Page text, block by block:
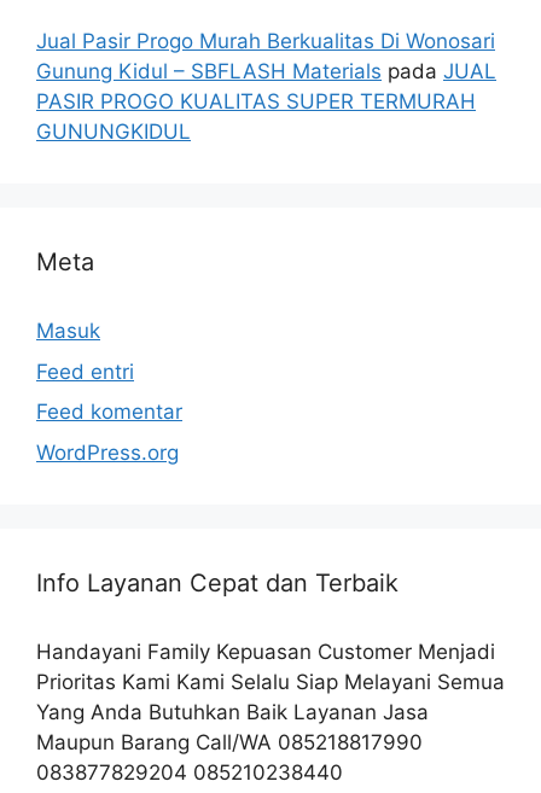
Jual Pasir Progo Murah Berkualitas Di Wonosari
Gunung Kidul – SBFLASH Materials pada JUAL
PASIR PROGO KUALITAS SUPER TERMURAH
GUNUNGKIDUL
Meta
Masuk
Feed entri
Feed komentar
WordPress.org
Info Layanan Cepat dan Terbaik
Handayani Family Kepuasan Customer Menjadi
Prioritas Kami Kami Selalu Siap Melayani Semua
Yang Anda Butuhkan Baik Layanan Jasa
Maupun Barang Call/WA 085218817990
083877829204 085210238440